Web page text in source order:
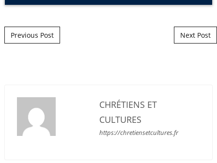
Post navigation
Previous Post Next Post
CHRÉTIENS ET
CULTURES
https://chretiensetcultures.fr